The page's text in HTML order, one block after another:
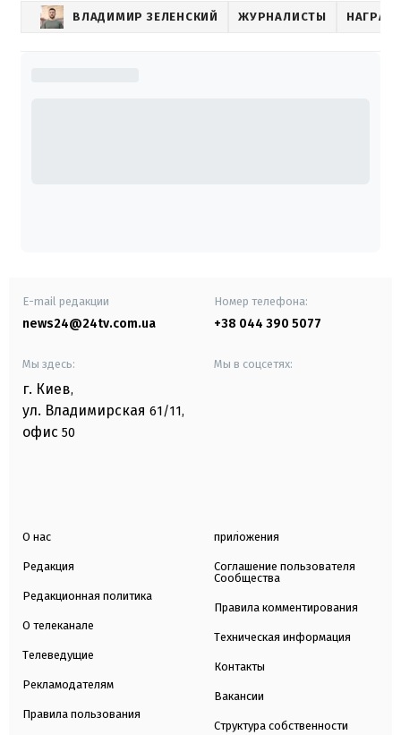
ВЛАДИМИР ЗЕЛЕНСКИЙ ЖУРНАЛИСТЫ
E-mail редакции
news24@24tv.com.ua
Номер телефона:
+38 044 390 5077
Мы здесь:
г. Киев,
ул. Владимирская 61/11,
офис 50
Мы в соцсетях:
О нас
Редакция
Редакционная политика
О телеканале
Телеведущие
Рекламодателям
Правила пользования
приложения
Соглашение пользователя
Сообщества
Правила комментирования
Техническая информация
Контакты
Вакансии
Структура собственности